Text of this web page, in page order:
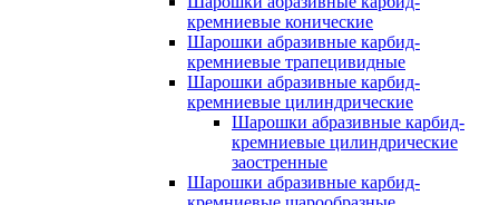
кремниевые конические
Шарошки абразивные карбид-
кремниевые трапецивидные
Шарошки абразивные карбид-
кремниевые цилиндрические
Шарошки абразивные карбид-
кремниевые цилиндрические
заостренные
Шарошки абразивные карбид-